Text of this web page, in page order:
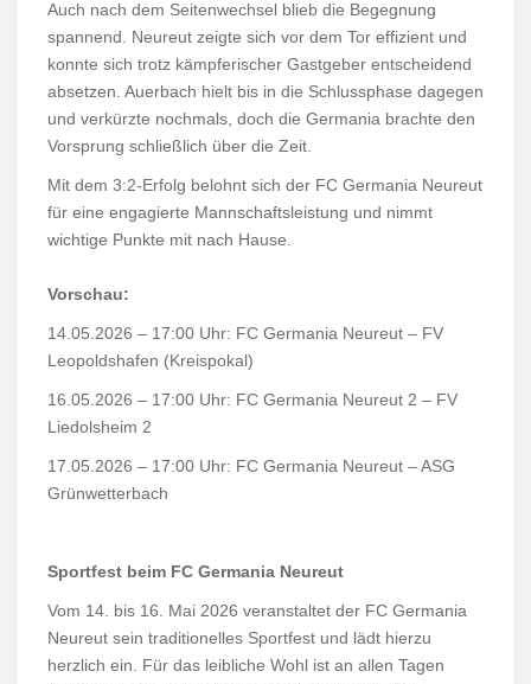
Auch nach dem Seitenwechsel blieb die Begegnung
spannend. Neureut zeigte sich vor dem Tor effizient und
konnte sich trotz kämpferischer Gastgeber entscheidend
absetzen. Auerbach hielt bis in die Schlussphase dagegen
und verkürzte nochmals, doch die Germania brachte den
Vorsprung schließlich über die Zeit.
Mit dem 3:2-Erfolg belohnt sich der FC Germania Neureut
für eine engagierte Mannschaftsleistung und nimmt
wichtige Punkte mit nach Hause.
Vorschau:
14.05.2026 – 17:00 Uhr: FC Germania Neureut – FV
Leopoldshafen (Kreispokal)
16.05.2026 – 17:00 Uhr: FC Germania Neureut 2 – FV
Liedolsheim 2
17.05.2026 – 17:00 Uhr: FC Germania Neureut – ASG
Grünwetterbach
Sportfest beim FC Germania Neureut
Vom 14. bis 16. Mai 2026 veranstaltet der FC Germania
Neureut sein traditionelles Sportfest und lädt hierzu
herzlich ein. Für das leibliche Wohl ist an allen Tagen